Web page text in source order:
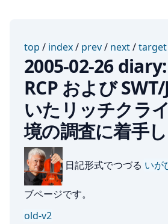
top / index/ prev/ next/target
2005-02-26
RCP および
いたリッチクラ
境の調査に着手
日記形式でつづる いが
ブページです。
old-v2